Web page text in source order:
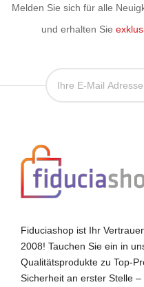
Melden Sie sich für alle
und erhalten Sie
Fiduciashop ist Ihr
2008! Tauchen Sie ein in
Qualitätsprodukte zu Top-
Sicherheit an erster Stelle